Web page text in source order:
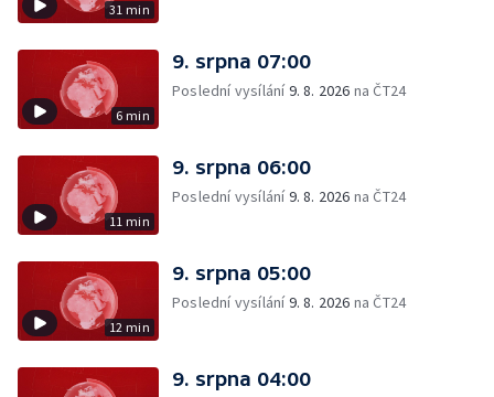
31 min
6 min
9. srpna 07:00
Poslední vysílání9. 8. 2026 na ČT24
11 min
9. srpna 06:00
Poslední vysílání9. 8. 2026 na ČT24
12 min
9. srpna 05:00
Poslední vysílání9. 8. 2026 na ČT24
9. srpna 04:00